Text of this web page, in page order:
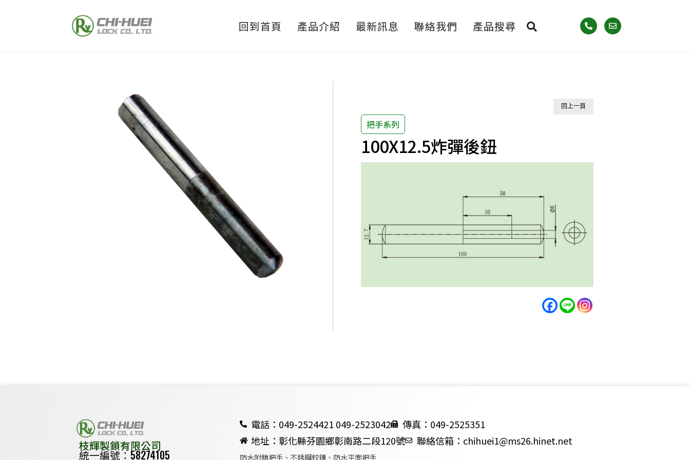
回到首頁 產品介紹 最新訊息 聯絡我們 產品搜尋
回上一頁
把手系列
100X12.5炸彈後鈕
枝輝製鎖有限公司
統一編號：58274105
電話：049-2524421 049-2523042
傳真：049-2525351
地址：彰化縣芬園鄉彰南路二段120號
聯絡信箱：chihuei1@ms26.hinet.net
防水附鎖把手、不銹鋼鉸鏈、防水平面把手